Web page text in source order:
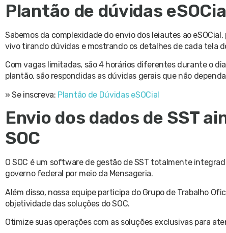
Plantão de dúvidas
Sabemos da complexidade do envio dos leiautes ao
vivo tirando dúvidas e mostrando os detalhes de cada tela
Com vagas limitadas, são 4 horários diferentes durante o
plantão, são respondidas as dúvidas gerais que não
» Se inscreva: Plantão de Dúvidas eSOCial
Envio dos dados de SST
SOC
O SOC é um software de gestão de SST totalmente
governo federal por meio da Mensageria.
Além disso, nossa equipe participa do Grupo de Trabalho
objetividade das soluções do SOC.
Otimize suas operações com as soluções exclusivas para